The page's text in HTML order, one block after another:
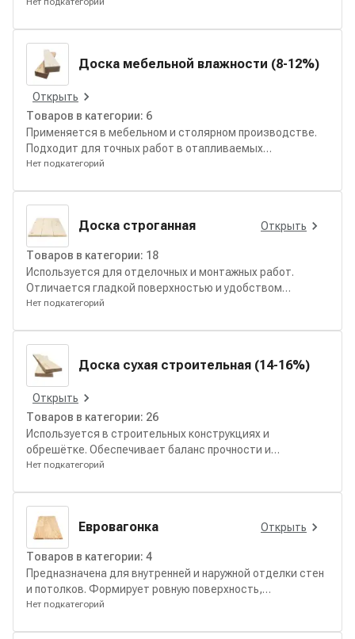
конструктивных элементов.
Доска мебельной влажности (8-12%)
Открыть
Товаров в категории: 6
Применяется в мебельном и столярном производстве.
Подходит для точных работ в отапливаемых
помещениях с минимальным риском деформаций.
Нет подкатегорий
Доска строганная Открыть
Товаров в категории: 18
Используется для отделочных и монтажных работ.
Отличается гладкой поверхностью и удобством
дальнейшей обработки.
Нет подкатегорий
Доска сухая строительная (14-16%)
Открыть
Товаров в категории: 26
Используется в строительных конструкциях и
обрешётке. Обеспечивает баланс прочности и
стабильности при эксплуатации.
Нет подкатегорий
Евровагонка Открыть
Товаров в категории: 4
Предназначена для внутренней и наружной отделки стен
и потолков. Формирует ровную поверхность,
обеспечивает аккуратный монтаж и подчёркивает
Нет подкатегорий